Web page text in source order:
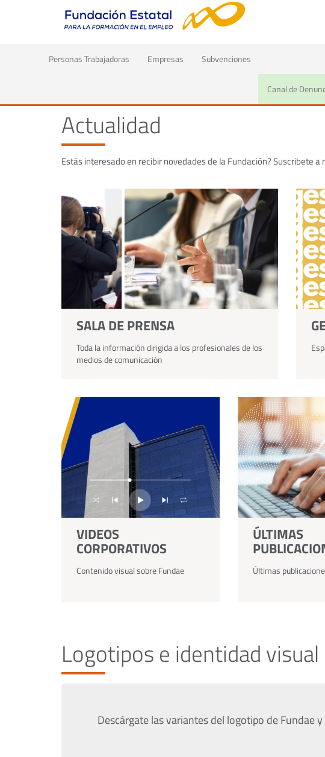
Personas Trabajadoras (current)Empresas Subvenciones
Canal de
Actualidad
Estás interesado en recibir novedades de la Fundación? Suscribete a
SALA DE PRENSA
Toda la información dirigida a los profesionales de los
medios de comunicación
VIDEOS
CORPORATIVOS
Contenido visual sobre Fundae
ÚLTIMAS
Últimas
Logotipos e identidad visual
Descárgate las variantes del logotipo de Fundae